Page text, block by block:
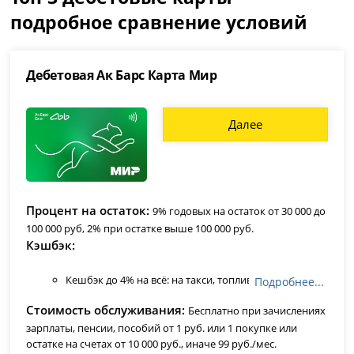
подробное сравнение условий
Дебетовая Ак Барс Карта Мир
Процент на остаток 9% годовых на остаток от 30 000 до
100 000 руб, 2% при остатке выше 100 000 руб.
Кэшбэк
Кешбэк до 4% на всё: на такси, топливо, красоту и
1% на остальные категории.
Для зарплатных клиентов и пенсионеров
дополнительный кешбэк 4% в мед. учреждениях и
аптеках.
Подробнее...
Стоимость обслуживания Бесплатно при зачислениях
зарплаты, пенсии, пособий от 1 руб. или 1 покупке или
остатке на счетах от 10 000 руб., иначе 99 руб./мес.
Далее